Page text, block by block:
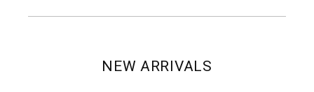
NEW ARRIVALS